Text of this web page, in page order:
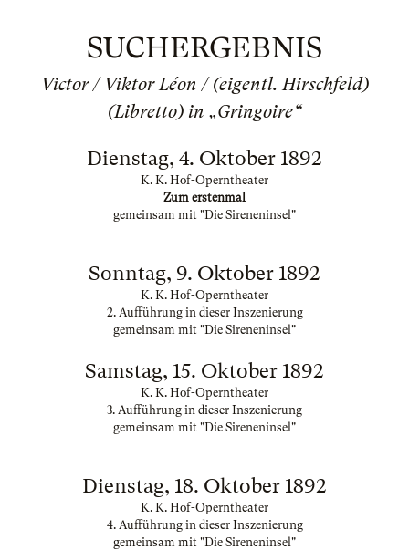
SUCHERGEBNIS
Victor / Viktor Léon / (eigentl. Hirschfeld)
(Libretto) in „Gringoire“
Dienstag, 4. Oktober 1892
K. K. Hof-Operntheater
Zum erstenmal
gemeinsam mit "Die Sireneninsel"
Sonntag, 9. Oktober 1892
K. K. Hof-Operntheater
2. Aufführung in dieser Inszenierung
gemeinsam mit "Die Sireneninsel"
Samstag, 15. Oktober 1892
K. K. Hof-Operntheater
3. Aufführung in dieser Inszenierung
gemeinsam mit "Die Sireneninsel"
Dienstag, 18. Oktober 1892
K. K. Hof-Operntheater
4. Aufführung in dieser Inszenierung
gemeinsam mit "Die Sireneninsel"